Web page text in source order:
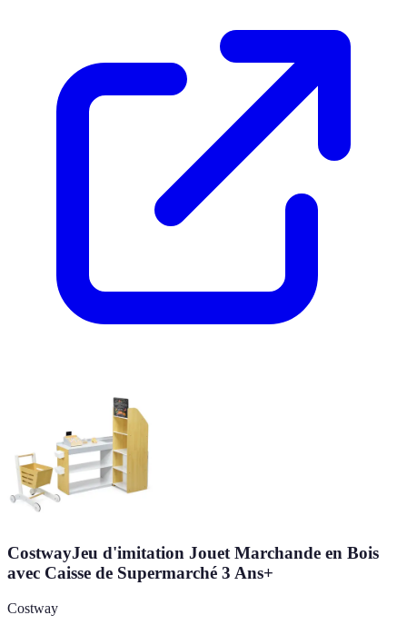
CostwayJeu d'imitation Jouet Marchande en Bois
avec Caisse de Supermarché 3 Ans+
Costway